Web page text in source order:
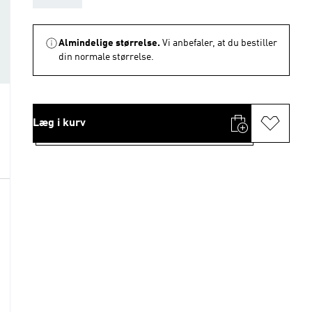
Almindelige størrelse. Vi anbefaler, at du bestiller
din normale størrelse.
Læg i kurv